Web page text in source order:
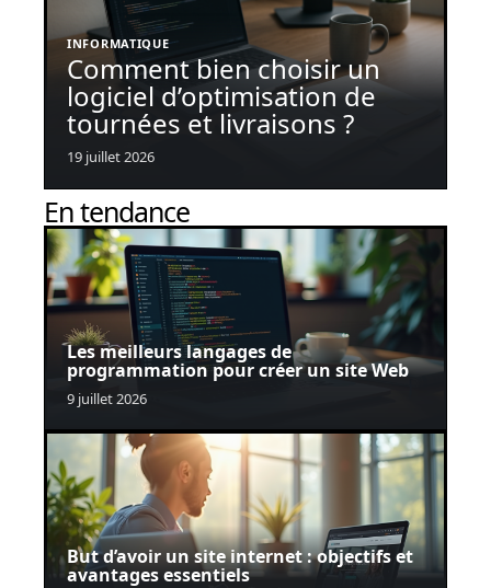
INFORMATIQUE
Comment bien choisir un
logiciel d’optimisation de
tournées et livraisons ?
19 juillet 2026
En tendance
Les meilleurs langages de
programmation pour créer un site Web
9 juillet 2026
But d’avoir un site internet : objectifs et
avantages essentiels